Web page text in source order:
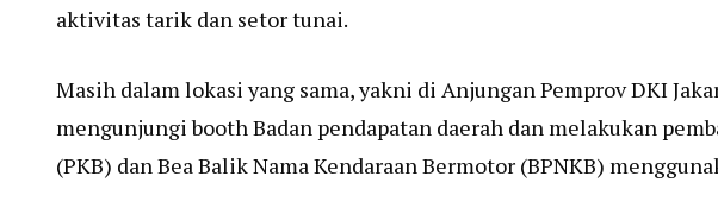
aktivitas tarik dan setor tunai.
Masih dalam lokasi yang sama, yakni di Anjungan Pemprov DKI
mengunjungi booth Badan pendapatan daerah dan melakukan
(PKB) dan Bea Balik Nama Kendaraan Bermotor (BPNKB)